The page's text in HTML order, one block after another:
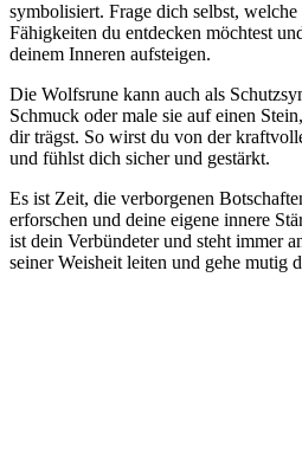
symbolisiert. Frage dich selbst,
Fähigkeiten du entdecken möchtest
deinem‍ Inneren aufsteigen.
Die ‌Wolfsrune kann auch als
Schmuck⁤ oder male sie auf⁢ einen
dir trägst. So wirst du von der
und fühlst dich sicher und gestärkt.
Es ist Zeit, ⁤die verborgenen
erforschen‍ und⁢ deine⁢ eigene‌ innere
ist dein⁤ Verbündeter und steht​ immer
seiner Weisheit leiten und‍ gehe mutig